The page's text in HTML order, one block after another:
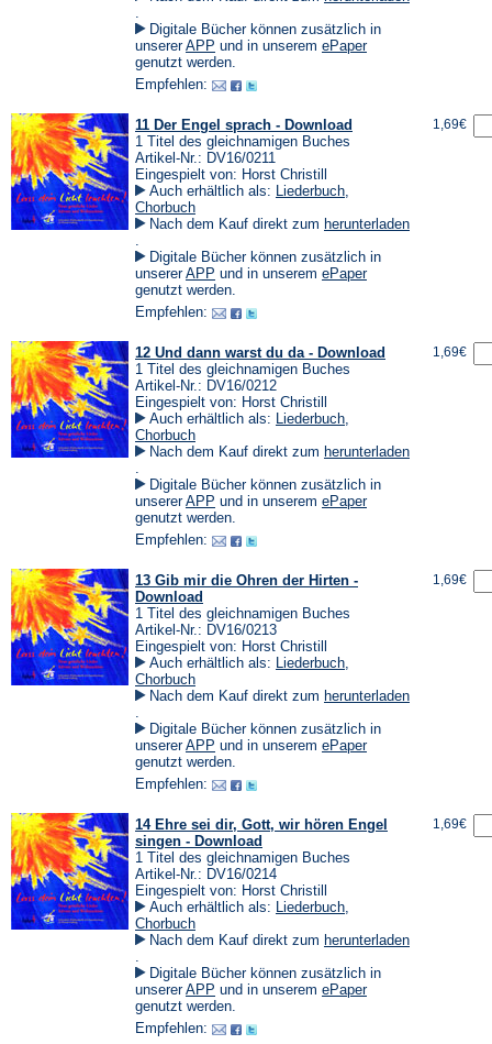
in
einem
neuen
Tab)
.
Digitale Bücher können zusätzlich in
unsererAPP (Öffnet
in
neuen
und in unserem ePaper(Öffnet
genutzt werden.
Empfehlen:
11 Der Engel sprach - Download
1 Titel des gleichnamigen Buches
Artikel-Nr.: DV16/0211
Eingespielt von: Horst Christill
Auch erhältlich als: Liederbuch,
Chorbuch
Nach dem Kauf direkt zum herunterladen
in
einem
neuen
Tab)
.
Digitale Bücher können zusätzlich in
unsererAPP (Öffnet
in
neuen
und in unserem ePaper(Öffnet
genutzt werden.
Empfehlen:
1,69€
12 Und dann warst du da - Download
1 Titel des gleichnamigen Buches
Artikel-Nr.: DV16/0212
Eingespielt von: Horst Christill
Auch erhältlich als: Liederbuch,
Chorbuch
Nach dem Kauf direkt zum herunterladen
in
einem
neuen
Tab)
.
Digitale Bücher können zusätzlich in
unsererAPP (Öffnet
in
neuen
und in unserem ePaper(Öffnet
genutzt werden.
Empfehlen:
1,69€
13 Gib mir die Ohren der Hirten -
Download
1 Titel des gleichnamigen Buches
Artikel-Nr.: DV16/0213
Eingespielt von: Horst Christill
Auch erhältlich als: Liederbuch,
Chorbuch
Nach dem Kauf direkt zum herunterladen
in
einem
neuen
Tab)
.
Digitale Bücher können zusätzlich in
unsererAPP (Öffnet
in
neuen
und in unserem ePaper(Öffnet
genutzt werden.
Empfehlen:
1,69€
14 Ehre sei dir, Gott, wir hören Engel
singen - Download
1 Titel des gleichnamigen Buches
Artikel-Nr.: DV16/0214
Eingespielt von: Horst Christill
Auch erhältlich als: Liederbuch,
Chorbuch
Nach dem Kauf direkt zum herunterladen
in
einem
neuen
Tab)
.
Digitale Bücher können zusätzlich in
unsererAPP (Öffnet
in
neuen
und in unserem ePaper(Öffnet
genutzt werden.
Empfehlen:
1,69€